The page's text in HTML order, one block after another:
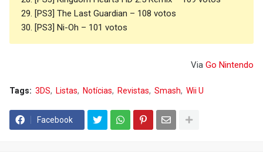
29. [PS3] The Last Guardian – 108 votos
30. [PS3] Ni-Oh – 101 votos
Via Go Nintendo
Tags: 3DS Listas Notícias Revistas Smash Wii U
Facebook